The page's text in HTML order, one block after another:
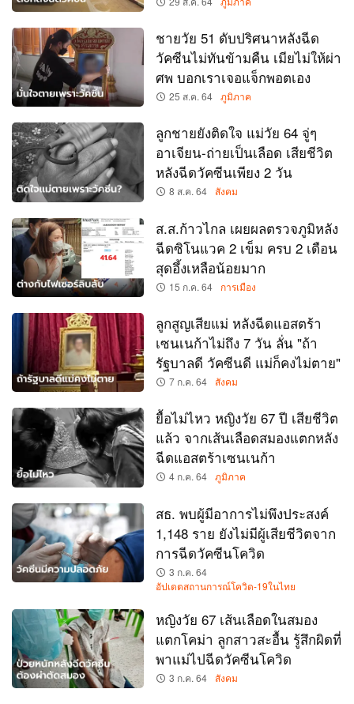
ชายวัย 51 ดับปริศนาหลังฉีด
วัคซีนไม่ทันข้ามคืน เมียไม่ให้ผ่า
ศพ บอกเราเจอแจ็กพอตเอง
25 ส.ค. 64 ภูมิภาค
ลูกชายยังติดใจ แม่วัย 64 จู่ๆ
อาเจียน-ถ่ายเป็นเลือด เสียชีวิต
หลังฉีดวัคซีนเพียง 2 วัน
8 ส.ค. 64 สังคม
ส.ส.ก้าวไกล เผยผลตรวจภูมิหลัง
ฉีดซิโนแวค 2 เข็ม ครบ 2 เดือน
สุดอึ้งเหลือน้อยมาก
15 ก.ค. 64 การเมือง
ลูกสูญเสียแม่ หลังฉีดแอสตร้า
เซนเนก้าไม่ถึง 7 วัน ลั่น "ถ้า
รัฐบาลดี วัคซีนดี แม่ก็คงไม่ตาย"
7 ก.ค. 64 สังคม
ยื้อไม่ไหว หญิงวัย 67 ปี เสียชีวิต
แล้ว จากเส้นเลือดสมองแตกหลัง
ฉีดแอสตร้าเซนเนก้า
4 ก.ค. 64 ภูมิภาค
สธ. พบผู้มีอาการไม่พึงประสงค์
1,148 ราย ยังไม่มีผู้เสียชีวิตจาก
การฉีดวัคซีนโควิด
3 ก.ค. 64
อัปเดตสถานการณ์โควิด-19ในไทย
หญิงวัย 67 เส้นเลือดในสมอง
แตกโคม่า ลูกสาวสะอื้น รู้สึกผิดที่
พาแม่ไปฉีดวัคซีนโควิด
3 ก.ค. 64 สังคม